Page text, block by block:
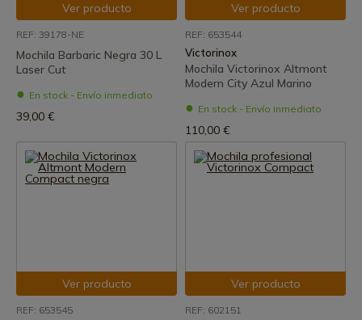
Ver producto
REF: 39178-NE
Mochila Barbaric Negra 30 L
Laser Cut
En stock - Envío inmediato
39,00 €
Ver producto
REF: 653544
Victorinox
Mochila Victorinox Altmont
Modern City Azul Marino
En stock - Envío inmediato
110,00 €
Ver producto
REF: 653545
Ver producto
REF: 602151